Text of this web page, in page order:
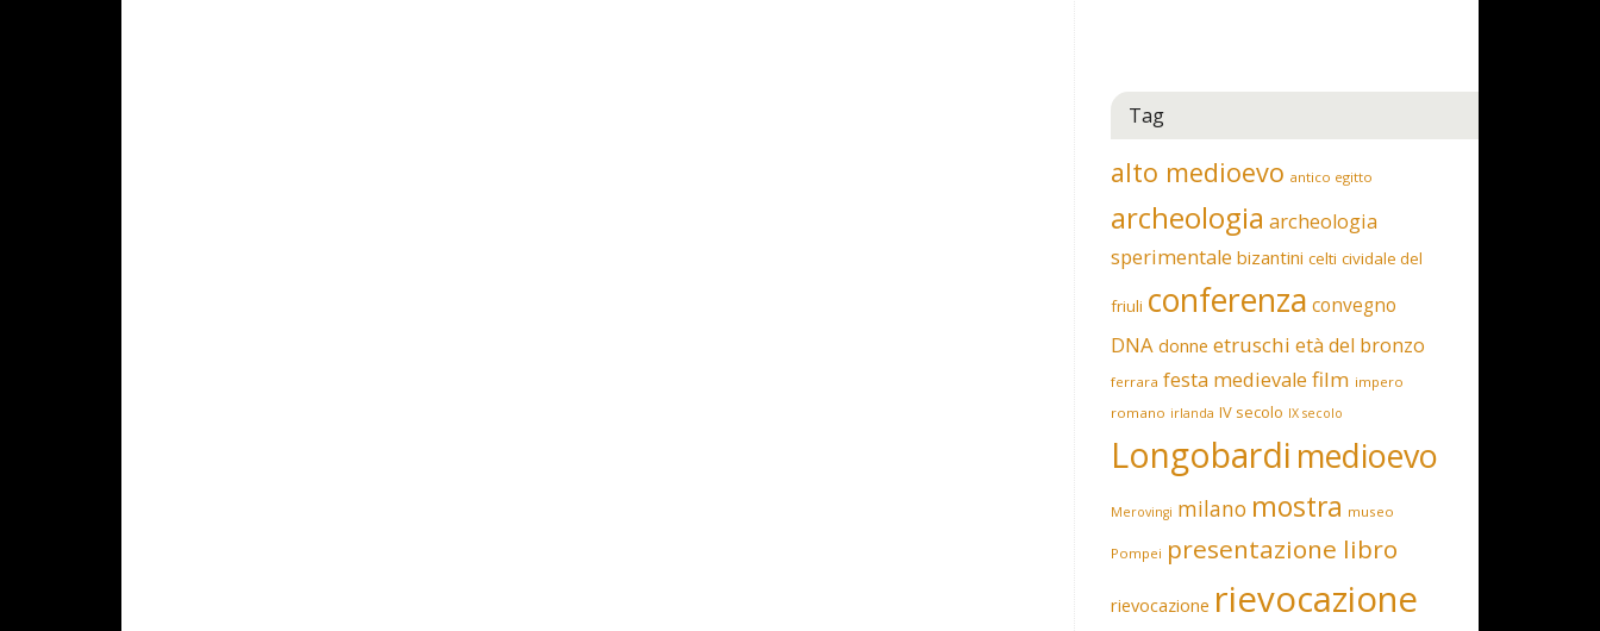
Tag
alto medioevo antico egitto
archeologia archeologia
sperimentale bizantini celti cividale del
friuli conferenza convegno
DNA donne etruschi età del bronzo
ferrara festa medievale film impero
romano irlanda IV secolo IX secolo
Longobardi medioevo
Merovingi milano mostra museo
Pompei presentazione libro
rievocazione rievocazione